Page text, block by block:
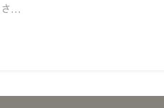
さ...